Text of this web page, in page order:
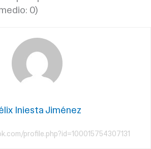
0)
Iniesta Jiménez
profile.php?id=100015754307131